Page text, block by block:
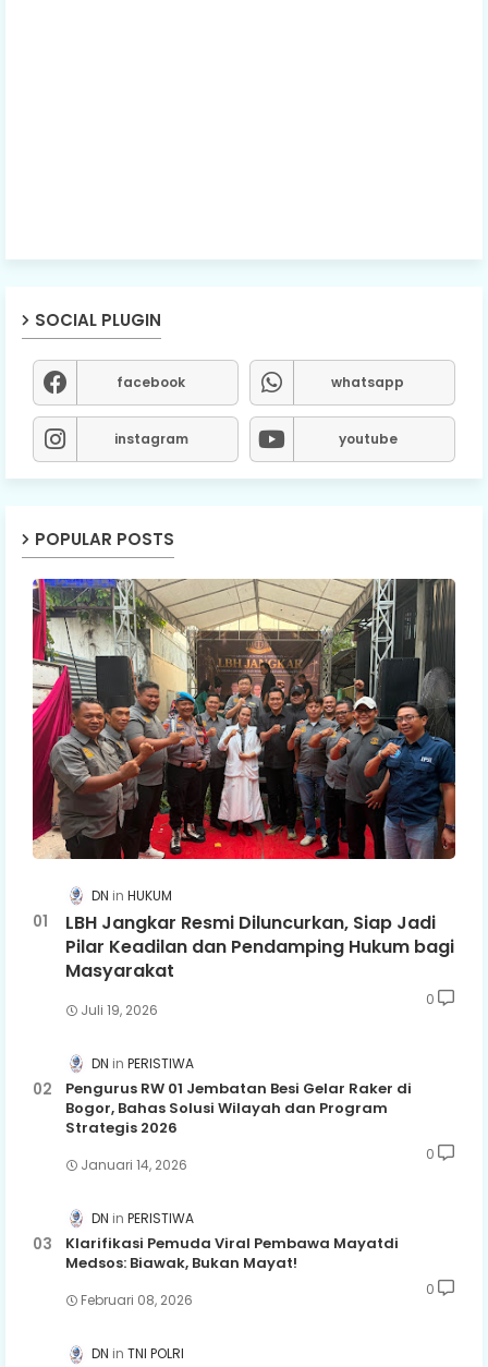
SOCIAL PLUGIN
facebook whatsapp
instagram youtube
POPULAR POSTS
DN HUKUM
LBH Jangkar Resmi Diluncurkan, Siap Jadi
Pilar Keadilan dan Pendamping Hukum bagi
Masyarakat
Juli 19, 2026
0
DN PERISTIWA
Pengurus RW 01 Jembatan Besi Gelar Raker di
Bogor, Bahas Solusi Wilayah dan Program
Strategis 2026
Januari 14, 2026
0
DN PERISTIWA
Klarifikasi Pemuda Viral Pembawa Mayatdi
Medsos: Biawak, Bukan Mayat!
Februari 08, 2026
0
DN TNI POLRI